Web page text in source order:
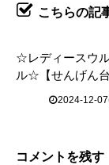
こちらの記
☆レディースウ
ル☆【せんげん台
2024-12-
コメントを残す